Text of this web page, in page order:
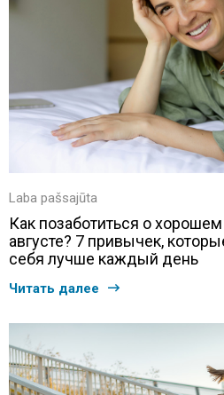
Laba pašsajūta
Как позаботиться о
августе? 7 привычек,
себя лучше каждый день
Читать далее